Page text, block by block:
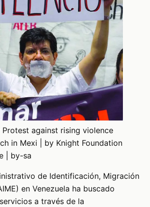
against rising violence
in Mexi | by Knight Foundation
| by-sa
de Identificación, Migración
en Venezuela ha buscado
a través de la